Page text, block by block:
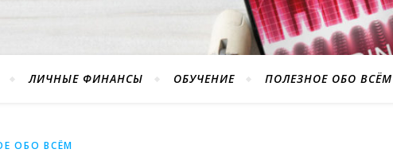
ЛИЧНЫЕ ФИНАНСЫ ОБУЧЕНИЕ ПОЛЕЗНОЕ ОБО ВСЁМ
ОБО ВСЁМ